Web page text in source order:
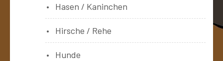
Hasen / Kaninchen
Hirsche / Rehe
Hunde